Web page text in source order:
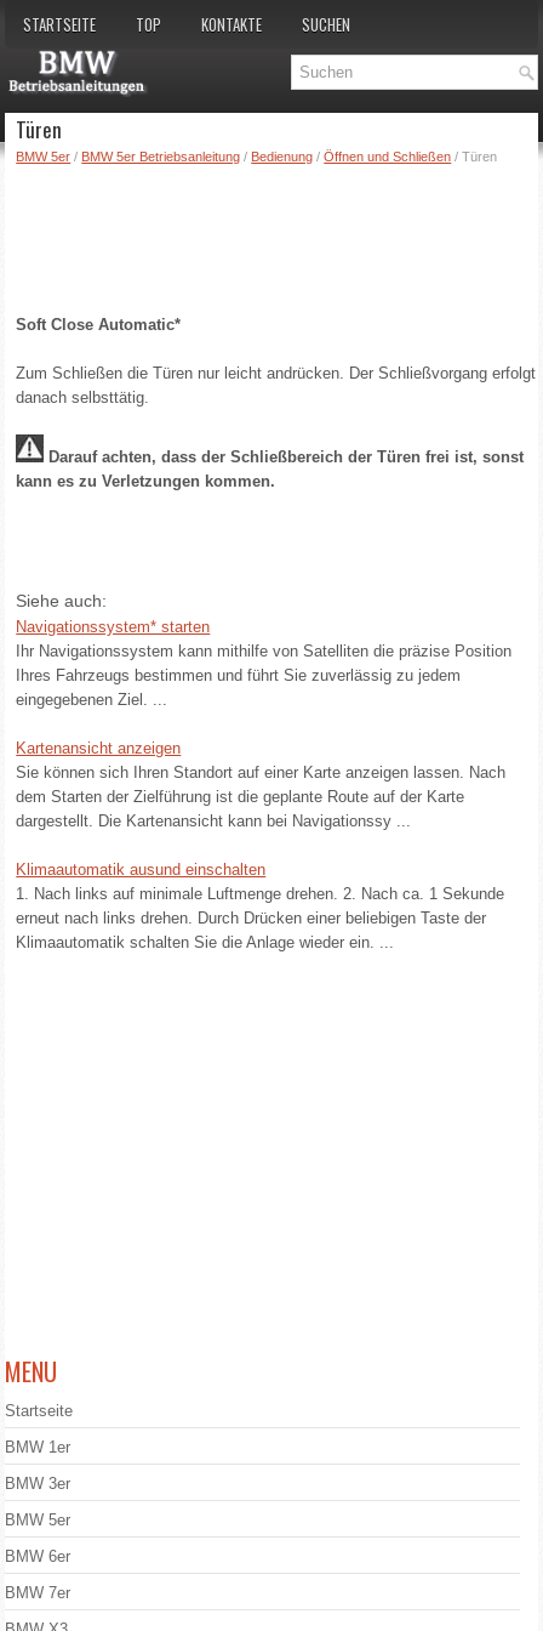
STARTSEITE TOP KONTAKTE SUCHEN
Türen
BMW 5er / BMW 5er Betriebsanleitung / Bedienung /Öffnen und Schließen / Türen
Soft Close Automatic*
Zum Schließen die Türen nur leicht andrücken. Der Schließvorgang erfolgt
danach selbsttätig.
Darauf achten, dass der Schließbereich der Türen frei ist, sonst
kann es zu Verletzungen kommen.
Siehe auch:
Navigationssystem* starten
Ihr Navigationssystem kann mithilfe von Satelliten die präzise Position
Ihres Fahrzeugs bestimmen und führt Sie zuverlässig zu jedem
eingegebenen Ziel. ...
Kartenansicht anzeigen
Sie können sich Ihren Standort auf einer Karte anzeigen lassen. Nach
dem Starten der Zielführung ist die geplante Route auf der Karte
dargestellt. Die Kartenansicht kann bei Navigationssy ...
Klimaautomatik ausund einschalten
1. Nach links auf minimale Luftmenge drehen. 2. Nach ca. 1 Sekunde
erneut nach links drehen. Durch Drücken einer beliebigen Taste der
Klimaautomatik schalten Sie die Anlage wieder ein. ...
MENU
Startseite
BMW 1er
BMW 3er
BMW 5er
BMW 6er
BMW 7er